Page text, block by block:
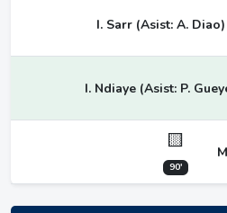
I. Sarr (Asist: A. Diao)
I. Ndiaye (Asist: P.
🟨
90'